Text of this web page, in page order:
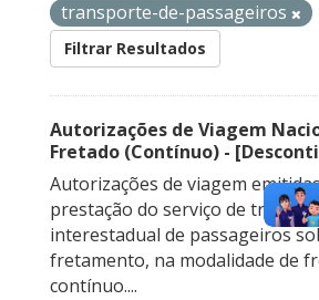
transporte-de-passageiros
Filtrar Resultados
Autorizações de Viagem
Fretado (Contínuo) -
Autorizações de viagem
prestação do serviço de
interestadual de passageiros
fretamento, na modalidade de
contínuo....